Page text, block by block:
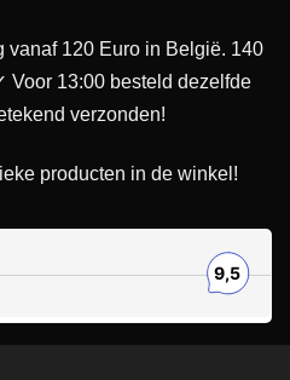
vanaf 120 Euro in België. 140
Voor 13:00 besteld dezelfde
verzonden!
producten in de winkel!